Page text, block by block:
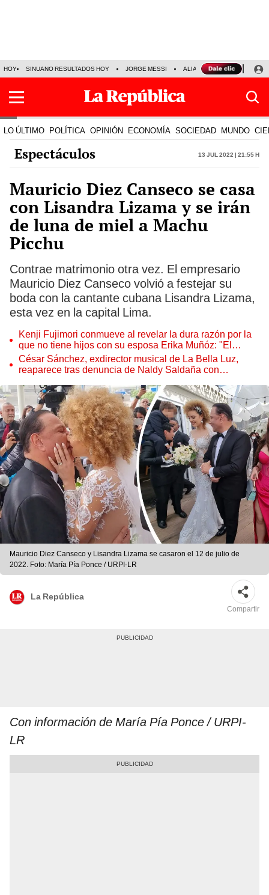
HOY SINUANO RESULTADOS HOY JORGE MESSI ALIANZA LIMA VS SPORT
LO ÚLTIMO POLÍTICA OPINIÓN ECONOMÍA SOCIEDAD MUNDO
Espectáculos 13 Jul 2022 | 21:55 h
Mauricio Diez Canseco se casa
con Lisandra Lizama y se irán
de luna de miel a Machu
Picchu
Contrae matrimonio otra vez. El empresario
Mauricio Diez Canseco volvió a festejar su
boda con la cantante cubana Lisandra Lizama,
esta vez en la capital Lima.
Kenji Fujimori conmueve al revelar la dura razón por la
que no tiene hijos con su esposa Erika Muñóz: "El
proceso judicial"
César Sánchez, exdirector musical de La Bella Luz,
reaparece tras denuncia de Naldy Saldaña con
Mauricio Diez Canseco y Lisandra Lizama se casaron el 12 de julio de
2022. Foto: María Pía Ponce / URPI-LR
La República
Compartir
Con información de María Pía Ponce / URPI-
LR